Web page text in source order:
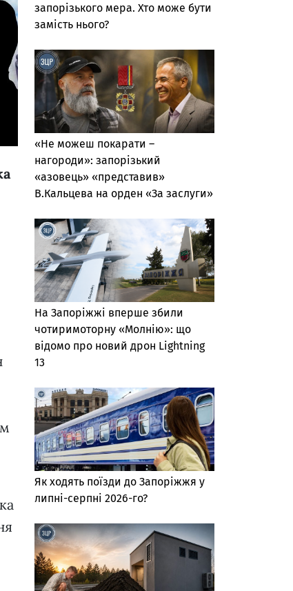
запорізького мера. Хто може бути
замість нього?
«Не можеш покарати –
нагороди»: запорізький
«азовець» «представив»
В.Кальцева на орден «За заслуги»
На Запоріжжі вперше збили
чотиримоторну «Молнію»: що
відомо про новий дрон Lightning
13
Як ходять поїзди до Запоріжжя у
липні-серпні 2026-го?